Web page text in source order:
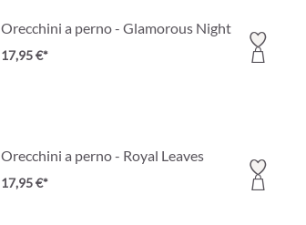
Orecchini a perno - Glamorous Night
17,95 €*
Orecchini a perno - Royal Leaves
17,95 €*